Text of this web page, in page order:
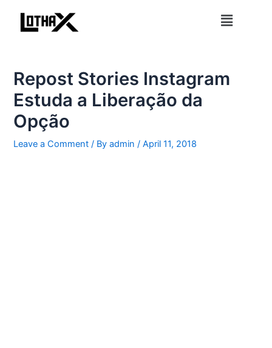
content
Menu
Repost Stories Instagram
Estuda a Liberação da
Opção
Leave a Comment / Byadmin/April 11, 2018
navigation